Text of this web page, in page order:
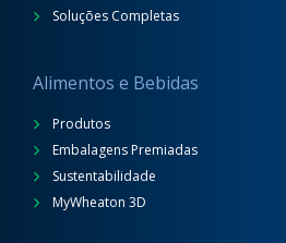
Soluções Completas
Alimentos e Bebidas
Produtos
Embalagens Premiadas
Sustentabilidade
MyWheaton 3D